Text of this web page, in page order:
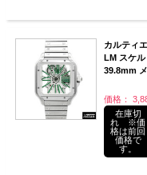
カルティ
LM スケ
39.8mm
価格：
在庫切
れ ※価
格は前回
価格で
す。